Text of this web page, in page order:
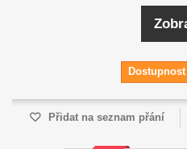
Přidat na seznam přání